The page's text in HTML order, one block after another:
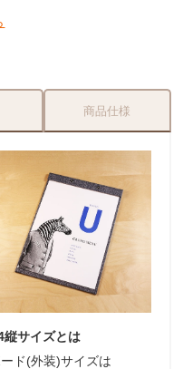
商品仕様
縦サイズとは
ド(外装)サイズは